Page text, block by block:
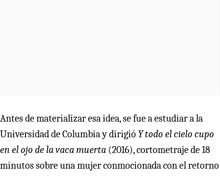
Antes de materializar esa idea, se fue a estudiar a la
Universidad de Columbia y dirigió Y todo el cielo cupo
en el ojo de la vaca muerta (2016), cortometraje de 18
minutos sobre una mujer conmocionada con el retorno